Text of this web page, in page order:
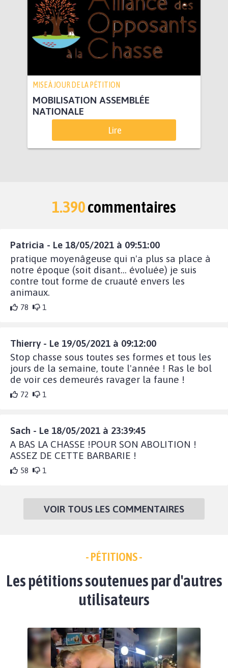
MISE À JOUR DE LA PÉTITION
MOBILISATION ASSEMBLÉE
NATIONALE
Lire
1.390commentaires
Patricia - Le 18/05/2021 à 09:51:00
pratique moyenâgeuse qui n'a plus sa place à
notre époque (soit disant... évoluée) je suis
contre tout forme de cruauté envers les
animaux.
78 1
Thierry - Le 19/05/2021 à 09:12:00
Stop chasse sous toutes ses formes et tous les
jours de la semaine, toute l'année ! Ras le bol
de voir ces demeurés ravager la faune !
72 1
Sach - Le 18/05/2021 à 23:39:45
A BAS LA CHASSE !POUR SON ABOLITION !
ASSEZ DE CETTE BARBARIE !
58 1
VOIR TOUS LES COMMENTAIRES
- PÉTITIONS -
Les pétitions soutenues par d'autres
utilisateurs